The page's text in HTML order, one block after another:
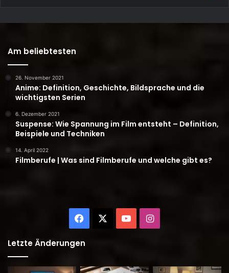
Am beliebtesten
26. November 2021
Anime: Definition, Geschichte, Bildsprache und die
wichtigsten Serien
6. Dezember 2021
Suspense: Wie Spannung im Film entsteht – Definition,
Beispiele und Techniken
14. April 2022
Filmberufe | Was sind Filmberufe und welche gibt es?
Facebook YouTubeInstagram
Letzte Änderungen